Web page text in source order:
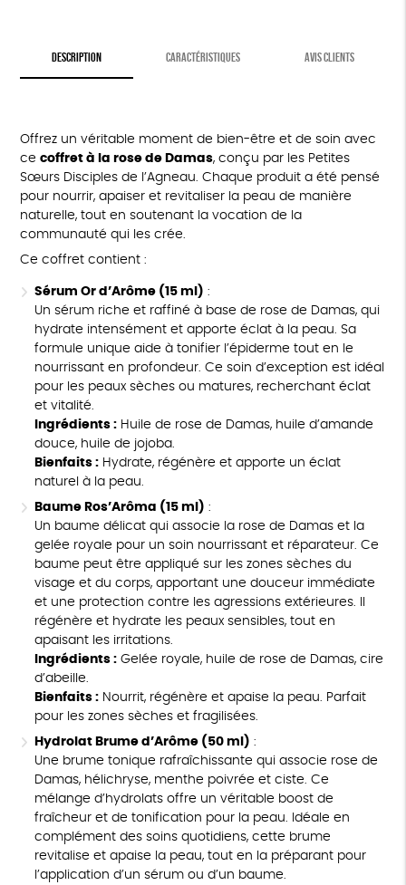
DESCRIPTION CARACTÉRISTIQUES AVIS CLIENTS
Offrez un véritable moment de bien-être et de soin avec
ce coffret à la rose de Damas, conçu par les Petites
Sœurs Disciples de l’Agneau. Chaque produit a été pensé
pour nourrir, apaiser et revitaliser la peau de manière
naturelle, tout en soutenant la vocation de la
communauté qui les crée.
Ce coffret contient :
Sérum Or d’Arôme (15 ml) :
Un sérum riche et raffiné à base de rose de Damas, qui
hydrate intensément et apporte éclat à la peau. Sa
formule unique aide à tonifier l’épiderme tout en le
nourrissant en profondeur. Ce soin d’exception est idéal
pour les peaux sèches ou matures, recherchant éclat
et vitalité.
Ingrédients :Huile de rose de Damas, huile d’amande
douce, huile de jojoba.
Bienfaits :Hydrate, régénère et apporte un éclat
naturel à la peau.
Baume Ros’Arôma (15 ml) :
Un baume délicat qui associe la rose de Damas et la
gelée royale pour un soin nourrissant et réparateur. Ce
baume peut être appliqué sur les zones sèches du
visage et du corps, apportant une douceur immédiate
et une protection contre les agressions extérieures. Il
régénère et hydrate les peaux sensibles, tout en
apaisant les irritations.
Ingrédients :Gelée royale, huile de rose de Damas, cire
d’abeille.
Bienfaits :Nourrit, régénère et apaise la peau. Parfait
pour les zones sèches et fragilisées.
Hydrolat Brume d’Arôme (50 ml) :
Une brume tonique rafraîchissante qui associe rose de
Damas, hélichryse, menthe poivrée et ciste. Ce
mélange d’hydrolats offre un véritable boost de
fraîcheur et de tonification pour la peau. Idéale en
complément des soins quotidiens, cette brume
revitalise et apaise la peau, tout en la préparant pour
l’application d’un sérum ou d’un baume.